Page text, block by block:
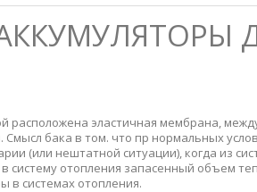
расположена эластичная мембрана,
бака в том. что пр нормальных
(или нештатной ситуации), когда из
систему отопления запасенный объем
в системах отопления.